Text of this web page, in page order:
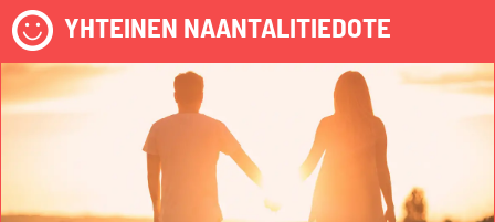
YHTEINEN NAANTALITIEDOTE